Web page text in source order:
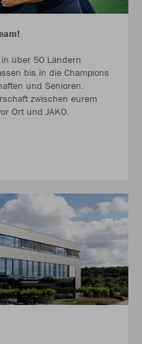
über 50 Ländern
bis in die Champions
und Senioren.
zwischen eurem
Ort und JAKO.